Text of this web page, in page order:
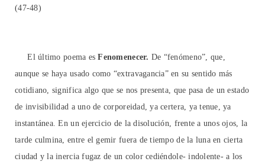
(47-48)
El último poema esFenomenecer. De “fenómeno”, que,
aunque se haya usado como “extravagancia” en su sentido más
cotidiano, significa algo que se nos presenta, que pasa de un estado
de invisibilidad a uno de corporeidad, ya certera, ya tenue, ya
instantánea. En un ejercicio de la disolución, frente a unos ojos, la
tarde culmina, entre el gemir fuera de tiempo de la luna en cierta
ciudad y la inercia fugaz de un color cediéndole- indolente- a los